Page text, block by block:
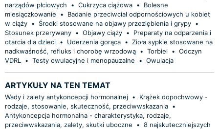
narządów płciowych
• Cukrzyca ciążowa •
Bolesne
miesiączkowanie
•
Badanie przeciwciał odpornościowych u kobiet
w ciąży • Środki stosowane na objawy przeziębienia i grypy •
Stosunek przerywany • Objawy ciąży •
Preparaty na odparzenia i
otarcia dla dzieci • Uderzenia gorąca • Zioła sypkie stosowane na
nadkwaśność, refluks i chorobę wrzodową • Torbiel • Odczyn
VDRL
• Testy owulacyjne i menopauzalne • Owulacja
ARTYKUŁY NA TEN TEMAT
Wady i zalety antykoncepcji hormonalnej •
Krążek dopochwowy -
rodzaje, stosowanie, skuteczność, przeciwwskazania •
Antykoncepcja hormonalna - charakterystyka, rodzaje,
przeciwwskazania, zalety, skutki uboczne
• 8 najskuteczniejszych